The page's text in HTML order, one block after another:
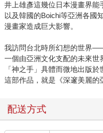
井上雄彥這幾位日本漫畫界能
以及韓國的Boichi等亞洲各國
漫畫家造成巨大影響。
我訪問台北時所幻想的世界
一個由亞洲文化支配的未來世
「神之手」具體而微地出版於
這部作品，就是《深邃美麗的
配送方式